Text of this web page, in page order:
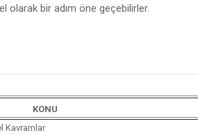
olarak bir adım öne geçebilirler.
KONU
Kavramlar